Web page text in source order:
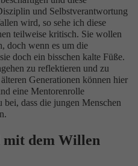
und Selbstverantwortung
wird, so sehe ich diese
teilweise kritisch. Sie wollen
doch wenn es um die
doch ein bisschen kalte Füße.
zu reflektieren und zu
Generationen können hier
eine Mentorenrolle
bei, dass die jungen Menschen
mit dem Willen